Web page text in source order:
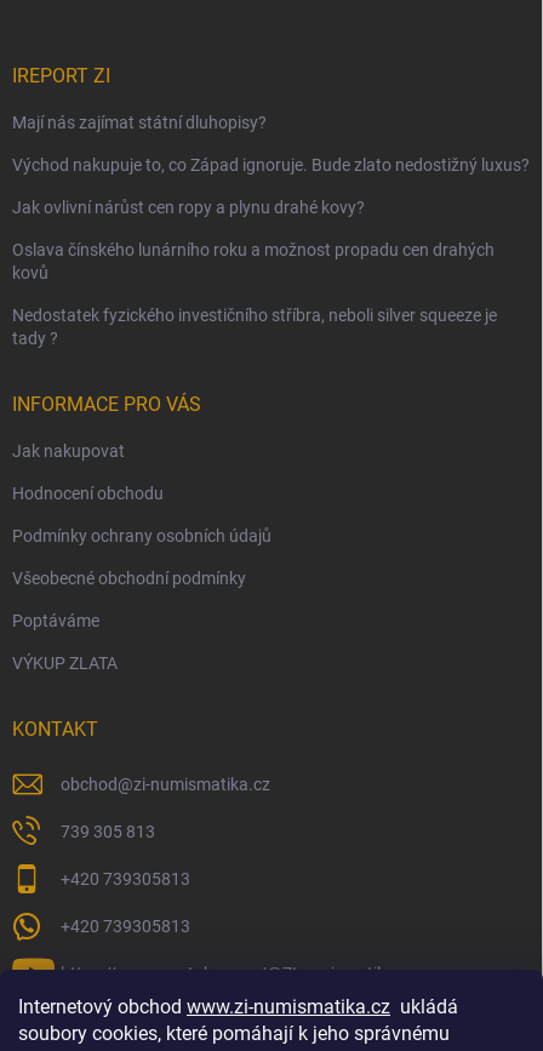
Internetový obchod www.zi-numismatika.cz ukládá
soubory cookies, které pomáhají k jeho správnému
IREPORT ZI
Mají nás zajímat státní dluhopisy?
Východ nakupuje to, co Západ ignoruje. Bude zlato nedostižný luxus?
Jak ovlivní nárůst cen ropy a plynu drahé kovy?
Oslava čínského lunárního roku a možnost propadu cen drahých
kovů
Nedostatek fyzického investičního stříbra, neboli silver squeeze je
tady ?
INFORMACE PRO VÁS
Jak nakupovat
Hodnocení obchodu
Podmínky ochrany osobních údajů
Všeobecné obchodní podmínky
Poptáváme
VÝKUP ZLATA
KONTAKT
obchod@zi-numismatika.cz
739 305 813
+420 739305813
+420 739305813
https://www.youtube.com/@ZInumismatika